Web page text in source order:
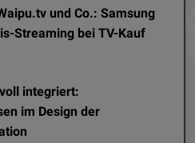
und Co.: Samsung
Streaming bei TV-Kauf
integriert:
im Design der